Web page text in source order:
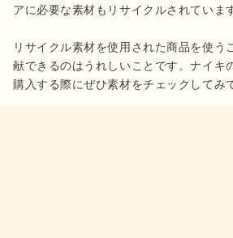
アに必要な素材もリサイクルされていま
リサイクル素材を使用された商品を使う
献できるのはうれしいことです。ナイキ
購入する際にぜひ素材をチェックしてみ